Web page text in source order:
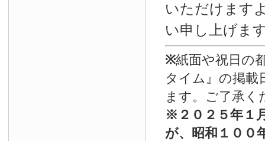
いただけます
い申し上げま
※紙面や祝日の
タイム』の掲載
ます。ご了承く
※ ２０２５年１
が、昭和１００